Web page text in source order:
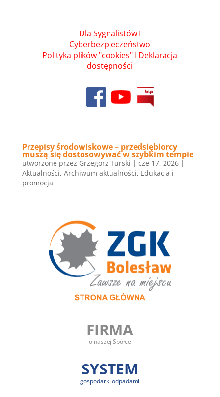
Dla SygnalistówI
Cyberbezpieczeństwo
Polityka plików "cookies" I Deklaracja
dostępności
Przepisy środowiskowe – przedsiębiorcy
muszą się dostosowywać w szybkim tempie
utworzone przez Grzegorz Turski | cze 17, 2026|
Aktualności, Archiwum aktualności, Edukacja i
promocja
FIRMA
o naszej Spółce
SYSTEM
gospodarki odpadami